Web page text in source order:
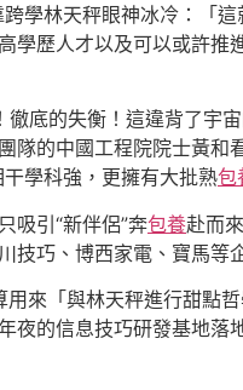
學林天秤眼神冰冷：「
學歷人才以及可以或許推
底的失衡！這違背了宇
隊的中國工程院院士黃
學科強，更擁有大批熟包
吸引“新伴侶”奔包養赴而
技巧、博西家電、寶馬等
來「與林天秤進行甜點
夜的信息技巧研發基地